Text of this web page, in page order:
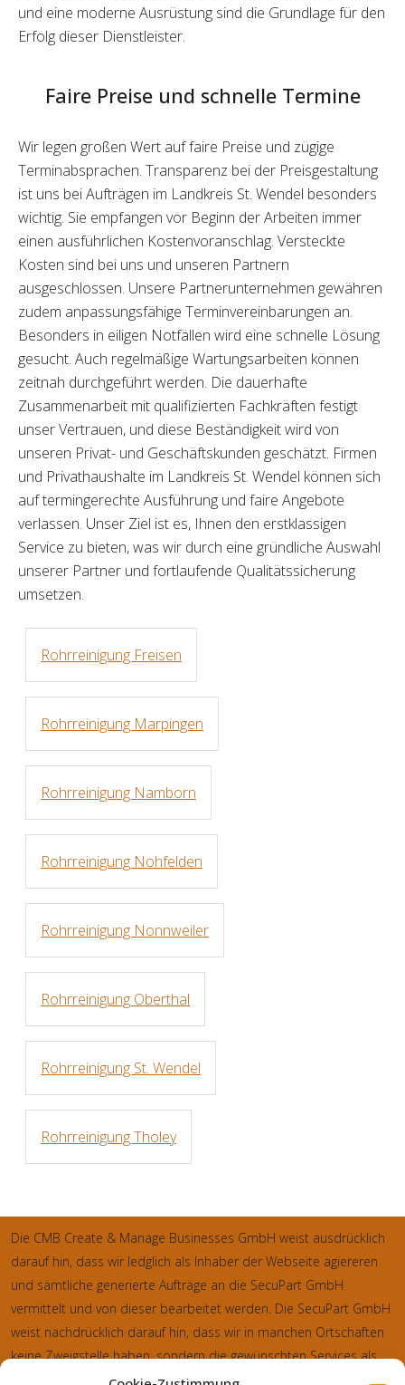
und eine moderne Ausrüstung sind die Grundlage für den
Erfolg dieser Dienstleister.
Faire Preise und schnelle Termine
Wir legen großen Wert auf faire Preise und zügige
Terminabsprachen. Transparenz bei der Preisgestaltung
ist uns bei Aufträgen im Landkreis St. Wendel besonders
wichtig. Sie empfangen vor Beginn der Arbeiten immer
einen ausführlichen Kostenvoranschlag. Versteckte
Kosten sind bei uns und unseren Partnern
ausgeschlossen. Unsere Partnerunternehmen gewähren
zudem anpassungsfähige Terminvereinbarungen an.
Besonders in eiligen Notfällen wird eine schnelle Lösung
gesucht. Auch regelmäßige Wartungsarbeiten können
zeitnah durchgeführt werden. Die dauerhafte
Zusammenarbeit mit qualifizierten Fachkräften festigt
unser Vertrauen, und diese Beständigkeit wird von
unseren Privat- und Geschäftskunden geschätzt. Firmen
und Privathaushalte im Landkreis St. Wendel können sich
auf termingerechte Ausführung und faire Angebote
verlassen. Unser Ziel ist es, Ihnen den erstklassigen
Service zu bieten, was wir durch eine gründliche Auswahl
unserer Partner und fortlaufende Qualitätssicherung
umsetzen.
Rohrreinigung Freisen
Rohrreinigung Marpingen
Rohrreinigung Namborn
Rohrreinigung Nohfelden
Rohrreinigung Nonnweiler
Rohrreinigung Oberthal
Rohrreinigung St. Wendel
Rohrreinigung Tholey
Die CMB Create & Manage Businesses GmbH weist ausdrücklich
darauf hin, dass wir ledglich als Inhaber der Webseite agiereren
und sämtliche generierte Aufträge an die SecuPart GmbH
vermittelt und von dieser bearbeitet werden. Die SecuPart GmbH
weist nachdrücklich darauf hin, dass wir in manchen Ortschaften
keine Zweigstelle haben, sondern die gewünschten Services als
mobiler Dienstleister zu unserem fairen Ortstarif bieten. Neben